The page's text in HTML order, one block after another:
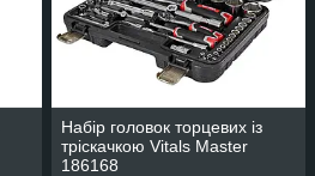
Набір головок торцевих із
тріскачкою Vitals Master
186168